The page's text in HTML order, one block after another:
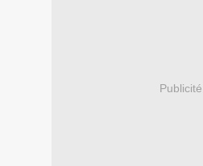
Publicité